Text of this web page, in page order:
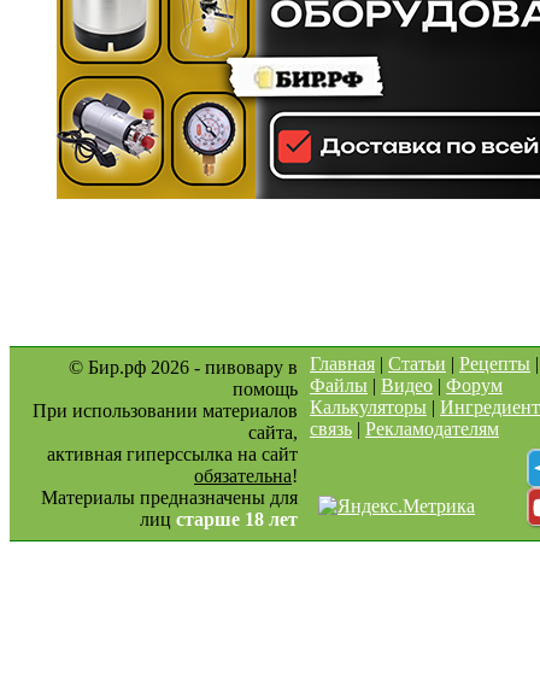
© Бир.рф 2026 - пивовару в
помощь
При использовании материалов
сайта,
активная гиперссылка на сайт
обязательна!
Материалы предназначены для
лиц старше 18 лет
Главная | Статьи | Рецепты
Файлы | Видео | Форум
Калькуляторы |
связь | Рекламодателям